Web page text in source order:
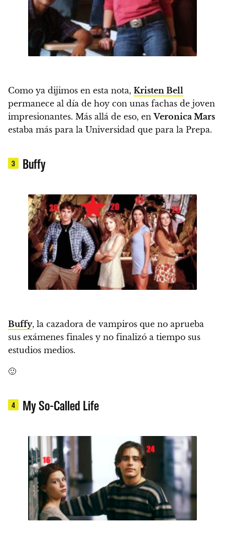
Como ya dijimos en esta nota, Kristen Bell
permanece al día de hoy con unas fachas de joven
impresionantes. Más allá de eso, enVeronica Mars
estaba más para la Universidad que para la Prepa.
3 Buffy
Buffy, la cazadora de vampiros que no aprueba
sus exámenes finales y no finalizó a tiempo sus
estudios medios.
🙂
4 My So-Called Life